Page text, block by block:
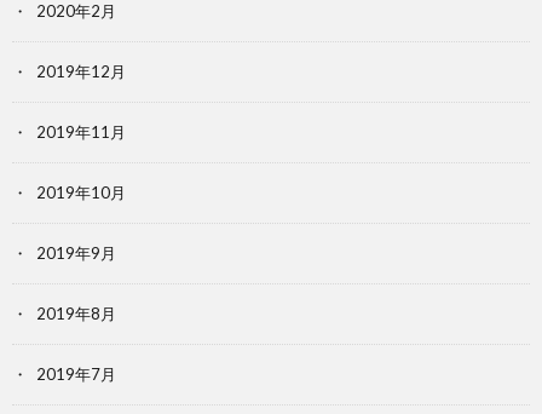
2020年2月
2019年12月
2019年11月
2019年10月
2019年9月
2019年8月
2019年7月